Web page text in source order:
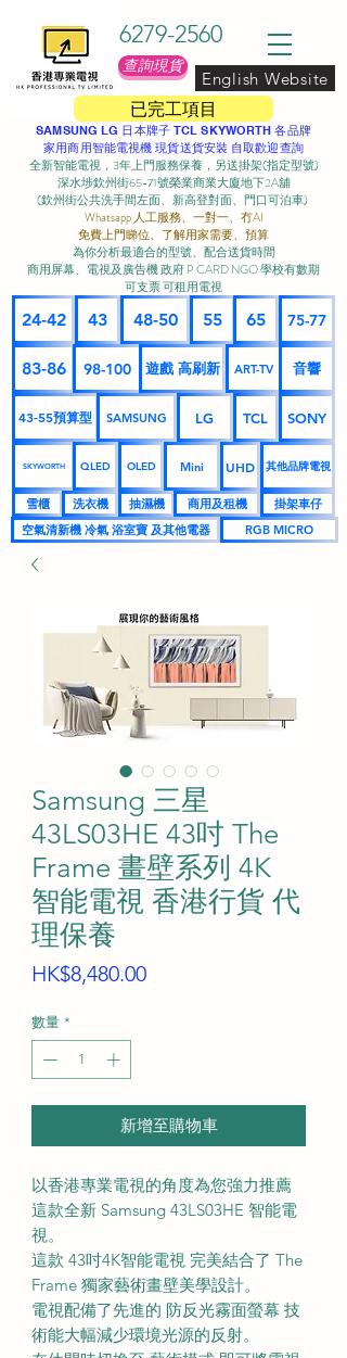
已完工項目
6279-2560
查詢現貨
English Website
SAMSUNG LG 日本牌子 TCL SKYWORTH 各品牌
家用商用智能電視機 現貨送貨安裝 自取歡迎查詢
全新智能電視，3年上門服務保養，另送掛架(指定型號)
深水埗欽州街65-71號榮業商業大廈地下2A舖
(欽州街公共洗手間左面、新高登對面、門口可泊車) ​
Whatsapp 人工服務、一對一、冇AI
免費上門睇位、了解用家需要、預算
為你分析最適合的型號、配合送貨時間
商用屏幕、電視及廣告機 政府 P CARD NGO 學校有數期
可支票 可租用電視
24-42 43 48-50 55 65 75-77
83-86 98-100 遊戲 高刷新 ART-TV 音響
43-55預算型 SAMSUNG LG TCL SONY
SKYWORTH QLED OLED Mini UHD 其他品牌電視
雪櫃 洗衣機 抽濕機 商用及租機
掛架車仔
空氣清新機 冷氣 浴室寶 及其他電器
RGB MICRO
Samsung 三星
43LS03HE 43吋 The
Frame 畫壁系列 4K
智能電視 香港行貨 代
理保養
HK$8,480.00價
數量 *
新增至購物車
以香港專業電視的角度為您強力推薦
這款全新 Samsung 43LS03HE 智能電
視。
這款 43吋4K智能電視 完美結合了 The
Frame 獨家藝術畫壁美學設計。
電視配備了先進的 防反光霧面螢幕 技
術能大幅減少環境光源的反射。